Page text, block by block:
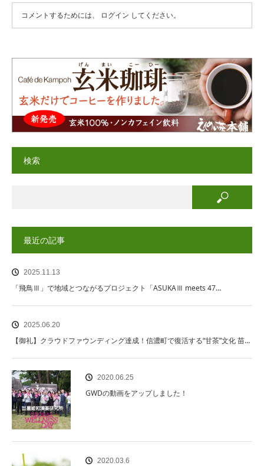
コメントするためには、 ログイン してください。
検索
最近の記事
2025.11.13
「飛鳥Ⅲ」で地域とつながるプロジェクト「ASUKAⅢ meets 47…
2025.06.20
【御礼】クラウドファウンディング達成！信濃町で復活する“甘茶”文化 苗…
2020.06.25
GWDの動画をアップしました！
2020.03.6